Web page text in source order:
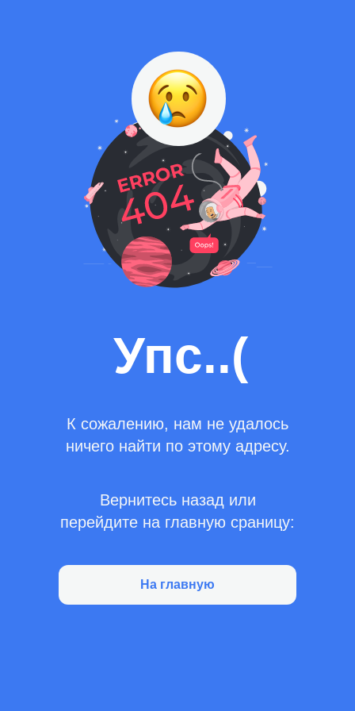
Упс..(
К сожалению, нам не удалось
ничего найти по этому адресу.
Вернитесь назад или
перейдите на главную сраницу:
На главную